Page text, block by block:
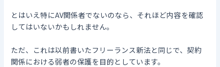
とはいえ特にAV関係者でないのなら、それほど内容を確認
してはいないかもしれません。
ただ、これは以前書いたフリーランス新法と同じで、契約
関係における弱者の保護を目的としています。